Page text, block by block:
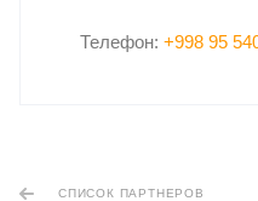
Телефон: +998 95
СПИСОК ПАРТНЕРОВ